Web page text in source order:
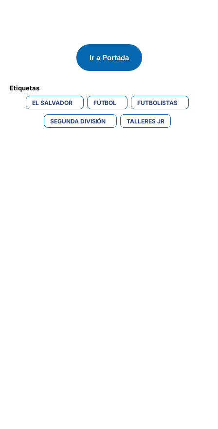
Ir a Portada
Etiquetas
EL SALVADOR FÚTBOL FUTBOLISTAS
SEGUNDA DIVISIÓN TALLERES JR